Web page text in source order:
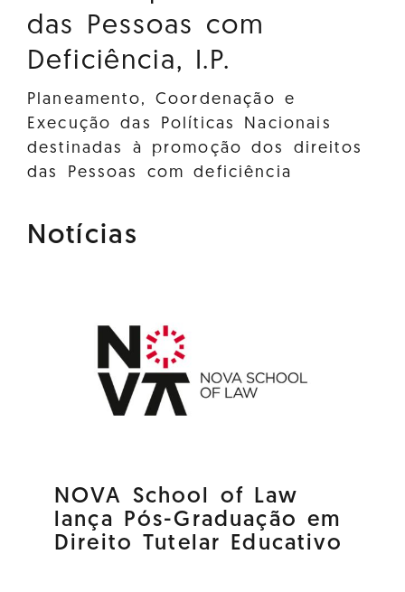
das Pessoas com
Deficiência, I.P.
Planeamento, Coordenação e
Execução das Políticas Nacionais
destinadas à promoção dos direitos
das Pessoas com deficiência
Notícias
NOVA School of Law
lança Pós-Graduação em
Direito Tutelar Educativo